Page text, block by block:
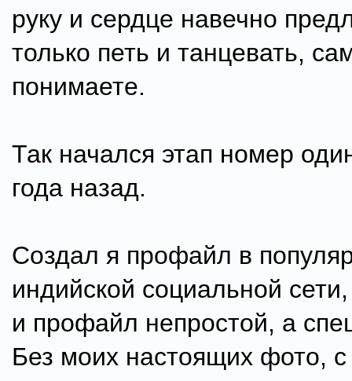
руку и сердце навечно
только петь и танцевать,
понимаете.
Так начался этап номер
года назад.
Создал я профайл в
индийской социальной
и профайл непростой, а
Без моих настоящих фото,